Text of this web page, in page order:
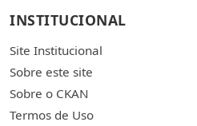
INSTITUCIONAL
Site Institucional
Sobre este site
Sobre o CKAN
Termos de Uso